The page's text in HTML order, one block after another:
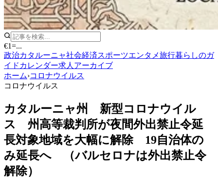
€1=...
政治カタルーニャ社会経済スポーツエンタメ旅行暮らしのガ
イド カレンダー求人 アーカイブ
ホーム›コロナウイルス
コロナウイルス
カタルーニャ州 新型コロナウイル
ス 州高等裁判所が夜間外出禁止令延
長対象地域を大幅に解除 19自治体の
み延長へ （バルセロナは外出禁止令
解除）